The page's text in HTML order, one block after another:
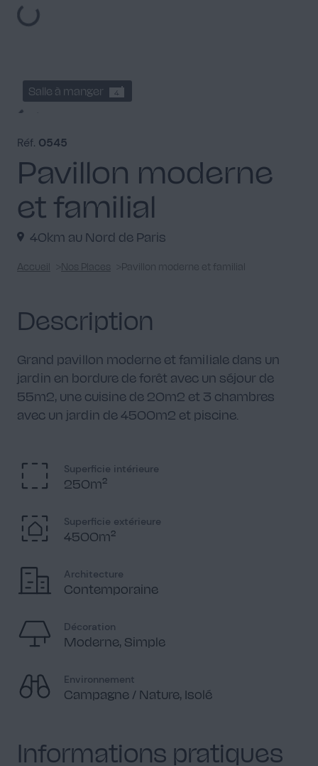
Salle à manger 4
Cuisine fermée 3
Escalier
Réf. 0545
Pavillon moderne
et familial
40km au Nord de Paris
Accueil Nos Places Pavillon moderne et familial
Description
Grand pavillon moderne et familiale dans un
jardin en bordure de forêt avec un séjour de
55m2, une cuisine de 20m2 et 3 chambres
avec un jardin de 4500m2 et piscine.
Superficie intérieure
250m²
Superficie extérieure
4500m²
Architecture
Contemporaine
Décoration
Moderne, Simple
Environnement
Campagne / Nature, Isolé
Informations pratiques